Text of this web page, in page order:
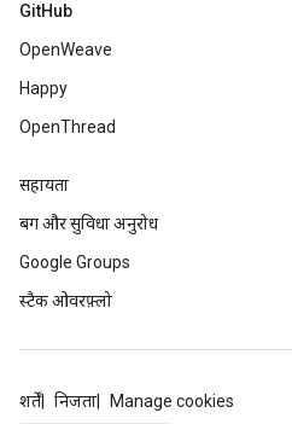
GitHub
OpenWeave
Happy
OpenThread
सहायता
बग और सुविधा अनुरोध
Google Groups
स्टैक ओवरफ़्लो
शर्तें निजता Manage cookies